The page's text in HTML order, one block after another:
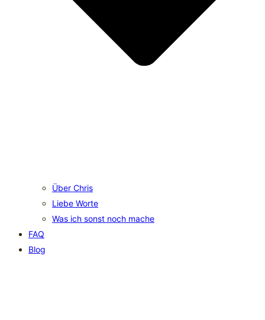
Über Chris
Liebe Worte
Was ich sonst noch mache
FAQ
Blog